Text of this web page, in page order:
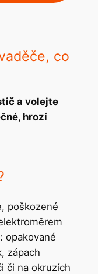
co
a volejte
hrozí
poškozené
opakované
zápach
či na okruzích